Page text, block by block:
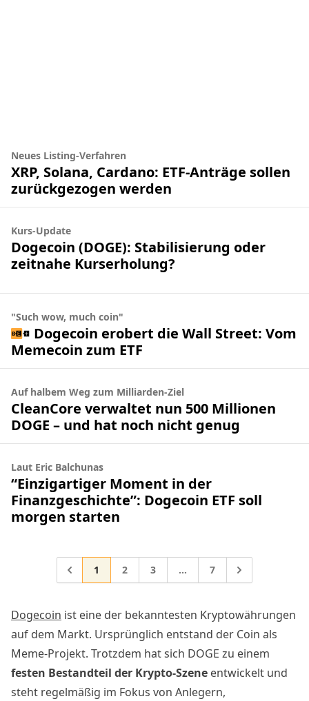
Neues Listing-Verfahren
XRP, Solana, Cardano: ETF-Anträge sollen
zurückgezogen werden
Kurs-Update
Dogecoin (DOGE): Stabilisierung oder
zeitnahe Kurserholung?
"Such wow, much coin"
Dogecoin erobert die Wall Street: Vom
Memecoin zum ETF
Auf halbem Weg zum Milliarden-Ziel
CleanCore verwaltet nun 500 Millionen
DOGE – und hat noch nicht genug
Laut Eric Balchunas
“Einzigartiger Moment in der
Finanzgeschichte”: Dogecoin ETF soll
morgen starten
Gehe zur Seite
1 Gehe zur Seite
2 Gehe zur Seite
3 Zwischenseiten
… Gehe zur Seite
7 Gehe zu
Dogecoin ist eine der bekanntesten Kryptowährungen
auf dem Markt. Ursprünglich entstand der Coin als
Meme-Projekt. Trotzdem hat sich DOGE zu einem
festen Bestandteil der Krypto-Szene entwickelt und
steht regelmäßig im Fokus von Anlegern,